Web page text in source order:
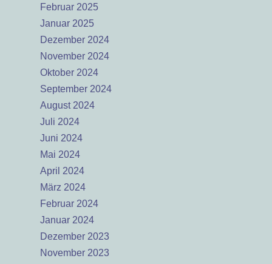
Februar 2025
Januar 2025
Dezember 2024
November 2024
Oktober 2024
September 2024
August 2024
Juli 2024
Juni 2024
Mai 2024
April 2024
März 2024
Februar 2024
Januar 2024
Dezember 2023
November 2023